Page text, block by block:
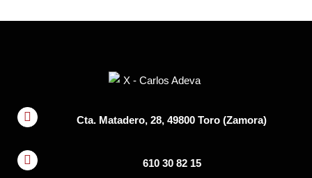
Cta. Matadero, 28, 49800 Toro (Zamora)
610 30 82 15